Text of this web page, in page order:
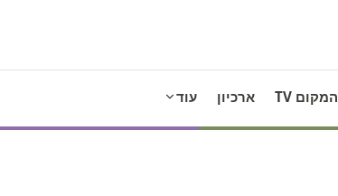
המקום TV ארכיון עוד